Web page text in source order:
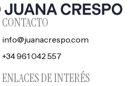
CONTACTO
info@juanacrespo.com
+34 961 042 557
ENLACES DE INTERÉS